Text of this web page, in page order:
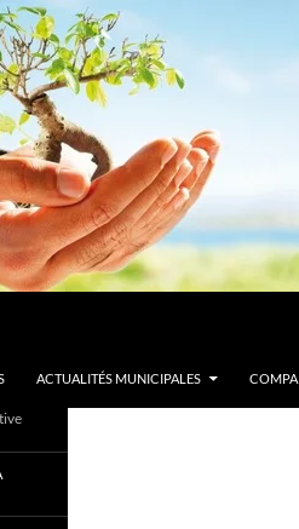
ACTUALITÉS MUNICIPALES COMPA